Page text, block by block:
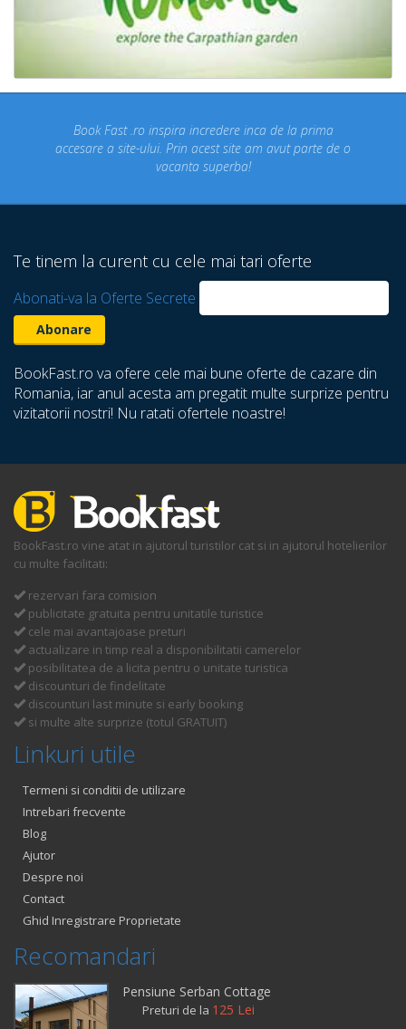
Book Fast .ro inspira incredere inca de la prima
accesare a site-ului. Prin acest site am avut parte de o
vacanta superba!
Te tinem la curent cu cele mai tari oferte
Abonati-va la Oferte Secrete
BookFast.ro va ofere cele mai bune oferte de cazare din
Romania, iar anul acesta am pregatit multe surprize pentru
vizitatorii nostri! Nu ratati ofertele noastre!
BookFast.ro vine atat in ajutorul turistilor cat si in ajutorul hotelierilor
cu multe facilitati:
rezervari fara comision
publicitate gratuita pentru unitatile turistice
cele mai avantajoase preturi
actualizare in timp real a disponibilitatii camerelor
posibilitatea de a licita pentru o unitate turistica
discounturi de findelitate
discounturi last minute si early booking
si multe alte surprize (totul GRATUIT)
Linkuri utile
Termeni si conditii de utilizare
Intrebari frecvente
Blog
Ajutor
Despre noi
Contact
Ghid Inregistrare Proprietate
Recomandari
Pensiune Serban Cottage
Preturi de la 125 Lei